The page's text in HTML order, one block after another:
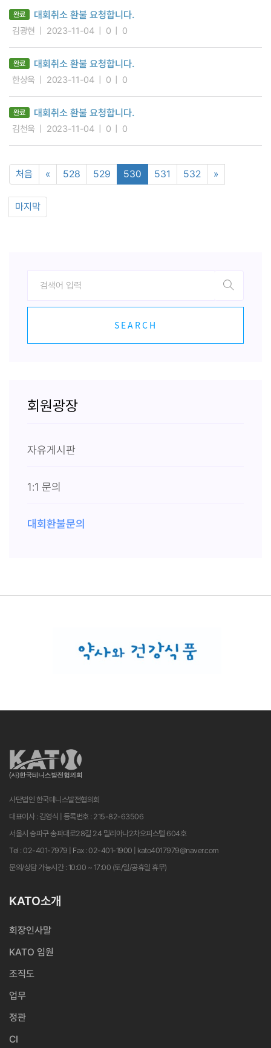
완료 대회취소 환불 요청합니다.
김광현 2023-11-04 0 0
완료 대회취소 환불 요청합니다.
한상욱 2023-11-04 0 0
완료 대회취소 환불 요청합니다.
김천욱 2023-11-04 0 0
처음 « 528 529 530 531 532 »
마지막
SEARCH
회원광장
자유게시판
1:1 문의
대회환불문의
사단법인 한국테니스발전협의회
대표이사 : 김영식 | 등록번호 : 215-82-63506
서울시 송파구 송파대로28길 24 밀리아나2차오피스텔 604호
Tel : 02-401-7979 | Fax : 02-401-1900 | kato4017979@naver.com
문의/상담 가능시간 : 10:00 ~ 17:00 (토/일/공휴일 휴무)
KATO소개
회장인사말
KATO 임원
조직도
업무
정관
CI